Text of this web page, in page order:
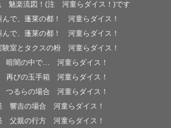
魅楽流図！(注 河童らダイス！)です
で、蓬莱の都！ 河童らダイス！
で、蓬莱の都！ 河童らダイス！
室とタクスの粉 河童らダイス！
暗闇の中で… 河童らダイス！
再びの玉手箱 河童らダイス！
つるらの場合 河童らダイス！
響吉の場合 河童らダイス！
父親の行方 河童らダイス！